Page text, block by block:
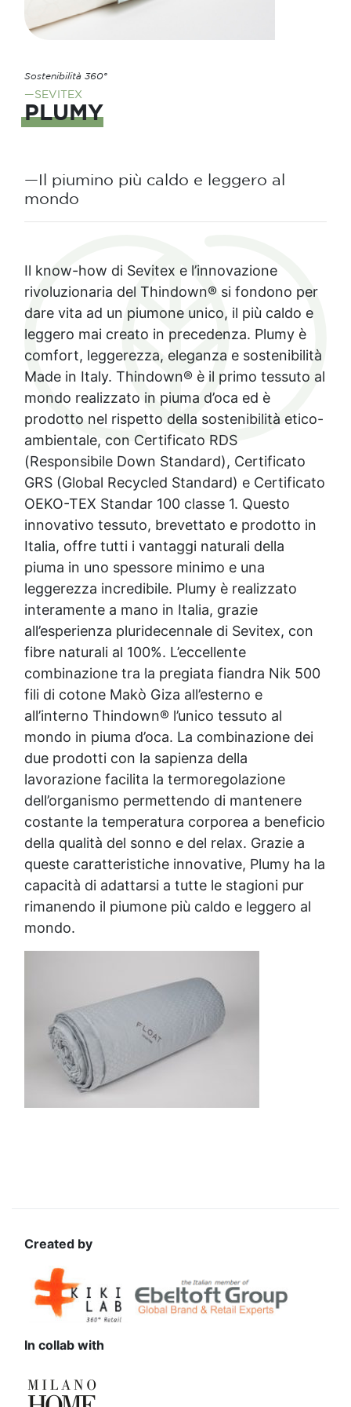
Sostenibilità 360°
—SEVITEX
PLUMY
—Il piumino più caldo e leggero al
mondo
Il know-how di Sevitex e l’innovazione
rivoluzionaria del Thindown® si fondono per
dare vita ad un piumone unico, il più caldo e
leggero mai creato in precedenza. Plumy è
comfort, leggerezza, eleganza e sostenibilità
Made in Italy. Thindown® è il primo tessuto al
mondo realizzato in piuma d’oca ed è
prodotto nel rispetto della sostenibilità etico-
ambientale, con Certificato RDS
(Responsibile Down Standard), Certificato
GRS (Global Recycled Standard) e Certificato
OEKO-TEX Standar 100 classe 1. Questo
innovativo tessuto, brevettato e prodotto in
Italia, offre tutti i vantaggi naturali della
piuma in uno spessore minimo e una
leggerezza incredibile. Plumy è realizzato
interamente a mano in Italia, grazie
all’esperienza pluridecennale di Sevitex, con
fibre naturali al 100%. L’eccellente
combinazione tra la pregiata fiandra Nik 500
fili di cotone Makò Giza all’esterno e
all’interno Thindown® l’unico tessuto al
mondo in piuma d’oca. La combinazione dei
due prodotti con la sapienza della
lavorazione facilita la termoregolazione
dell’organismo permettendo di mantenere
costante la temperatura corporea a beneficio
della qualità del sonno e del relax. Grazie a
queste caratteristiche innovative, Plumy ha la
capacità di adattarsi a tutte le stagioni pur
rimanendo il piumone più caldo e leggero al
mondo.
Created by
In collab with